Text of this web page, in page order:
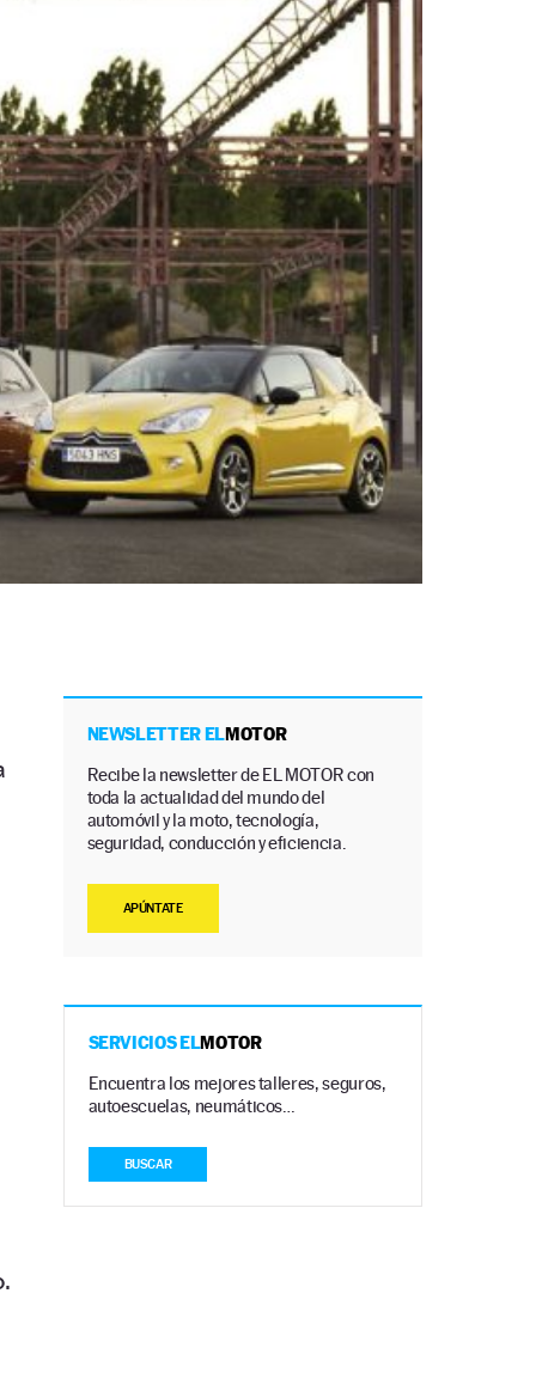
NEWSLETTER ELMOTOR
Recibe la newsletter de EL MOTOR con
toda la actualidad del mundo del
automóvil y la moto, tecnología,
seguridad, conducción y eficiencia.
APÚNTATE
SERVICIOS ELMOTOR
Encuentra los mejores talleres, seguros,
autoescuelas, neumáticos…
BUSCAR